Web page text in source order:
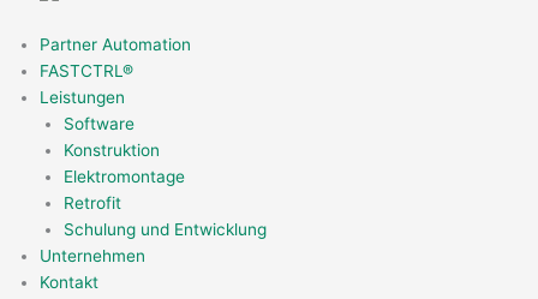
Partner Automation
FASTCTRL®
Leistungen
Software
Konstruktion
Elektromontage
Retrofit
Schulung und Entwicklung
Unternehmen
Kontakt